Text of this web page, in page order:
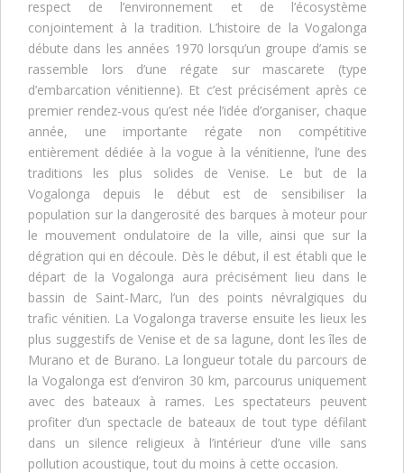
respect de l’environnement et de l’écosystème
conjointement à la tradition. L’histoire de la Vogalonga
débute dans les années 1970 lorsqu’un groupe d’amis se
rassemble lors d’une régate sur mascarete (type
d’embarcation vénitienne). Et c’est précisément après ce
premier rendez-vous qu’est née l’idée d’organiser, chaque
année, une importante régate non compétitive
entièrement dédiée à la vogue à la vénitienne, l’une des
traditions les plus solides de Venise. Le but de la
Vogalonga depuis le début est de sensibiliser la
population sur la dangerosité des barques à moteur pour
le mouvement ondulatoire de la ville, ainsi que sur la
dégration qui en découle. Dès le début, il est établi que le
départ de la Vogalonga aura précisément lieu dans le
bassin de Saint-Marc, l’un des points névralgiques du
trafic vénitien. La Vogalonga traverse ensuite les lieux les
plus suggestifs de Venise et de sa lagune, dont les îles de
Murano et de Burano. La longueur totale du parcours de
la Vogalonga est d’environ 30 km, parcourus uniquement
avec des bateaux à rames. Les spectateurs peuvent
profiter d’un spectacle de bateaux de tout type défilant
dans un silence religieux à l’intérieur d’une ville sans
pollution acoustique, tout du moins à cette occasion.